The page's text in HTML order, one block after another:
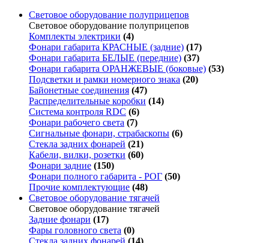
Световое оборудование полуприцепов
Световое оборудование полуприцепов
Комплекты электрики (4)
Фонари габарита КРАСНЫЕ (задние) (17)
Фонари габарита БЕЛЫЕ (передние) (37)
Фонари габарита ОРАНЖЕВЫЕ (боковые) (53)
Подсветки и рамки номерного знака (20)
Байонетные соединения (47)
Распределительные коробки (14)
Система контроля RDC (6)
Фонари рабочего света (7)
Сигнальные фонари, страбаскопы (6)
Стекла задних фонарей (21)
Кабели, вилки, розетки (60)
Фонари задние (150)
Фонари полного габарита - РОГ (50)
Прочие комплектующие (48)
Световое оборудование тягачей
Световое оборудование тягачей
Задние фонари (17)
Фары головного света (0)
Стекла задних фонарей (14)